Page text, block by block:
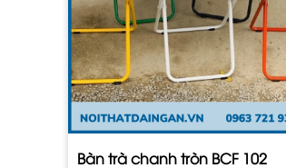
Bàn trà chanh tròn BCF 102